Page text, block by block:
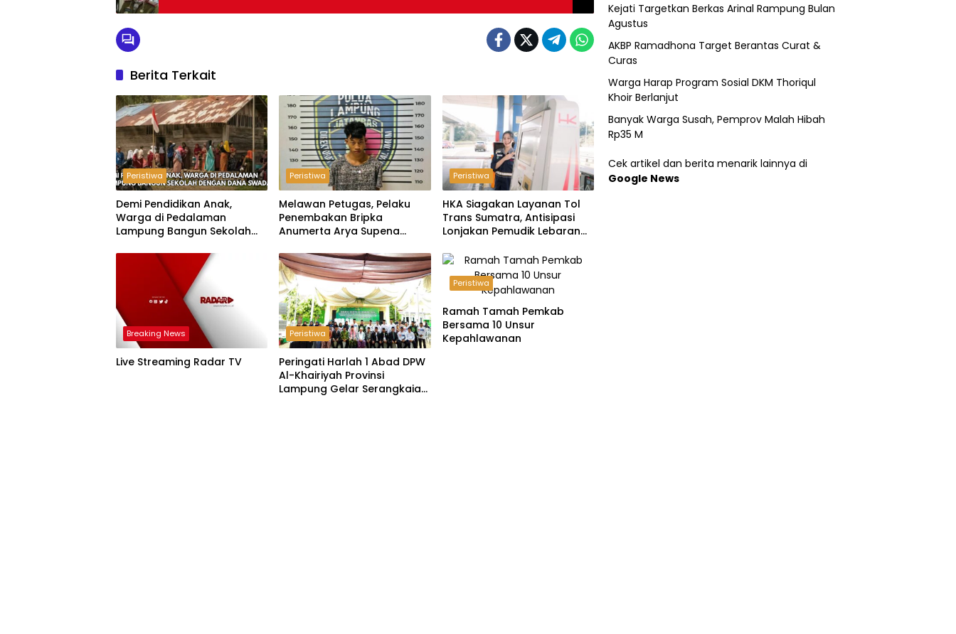
Berita Terkait
Peristiwa
Demi Pendidikan Anak,
Warga di Pedalaman
Lampung Bangun Sekolah
Peristiwa
Melawan Petugas, Pelaku
Penembakan Bripka
Anumerta Arya Supena
Peristiwa
HKA Siagakan Layanan Tol
Trans Sumatra, Antisipasi
Lonjakan Pemudik Lebaran
Breaking News
Live Streaming Radar TV
Peristiwa
Peringati Harlah 1 Abad DPW
Al-Khairiyah Provinsi
Lampung Gelar Serangkaian
Peristiwa
Ramah Tamah Pemkab
Bersama 10 Unsur
Kepahlawanan
Kejati Targetkan Berkas Arinal Rampung Bulan
Agustus
AKBP Ramadhona Target Berantas Curat &
Curas
Warga Harap Program Sosial DKM Thoriqul
Khoir Berlanjut
Banyak Warga Susah, Pemprov Malah Hibah
Rp35 M
Cek artikel dan berita menarik lainnya di
Google News